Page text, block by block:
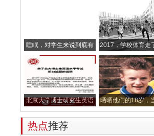
睡眠，对学生来说到底有
多重要？
2017，学校体育走
北京大学博士研究生英语
水平考试出
晒晒他们的18岁，
TA惊到你了
热点推荐